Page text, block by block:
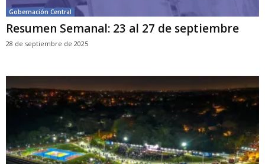
Gobernación Central
Resumen Semanal: 23 al 27 de septiembre
28 de septiembre de 2025